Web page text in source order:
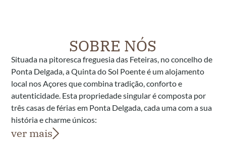
SOBRE NÓS
Situada na pitoresca freguesia das Feteiras, no concelho de
Ponta Delgada, a Quinta do Sol Poente é um alojamento
local nos Açores que combina tradição, conforto e
autenticidade. Esta propriedade singular é composta por
três casas de férias em Ponta Delgada, cada uma com a sua
história e charme únicos:
ver mais